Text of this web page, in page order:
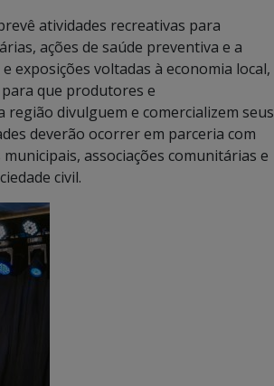
atividades recreativas para
ações de saúde preventiva e a
exposições voltadas à economia local,
que produtores e
região divulguem e comercializem seus
deverão ocorrer em parceria com
associações comunitárias e
civil.